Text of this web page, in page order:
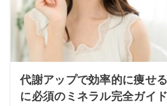
代謝アップで効率的に痩せ
に必須のミネラル完全ガイド